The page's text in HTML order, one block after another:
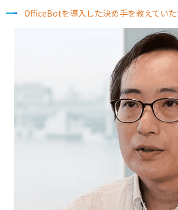
OfficeBotを導入した決め手を教えていた